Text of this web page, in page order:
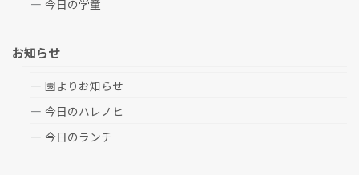
今日の学童
お知らせ
園よりお知らせ
今日のハレノヒ
今日のランチ